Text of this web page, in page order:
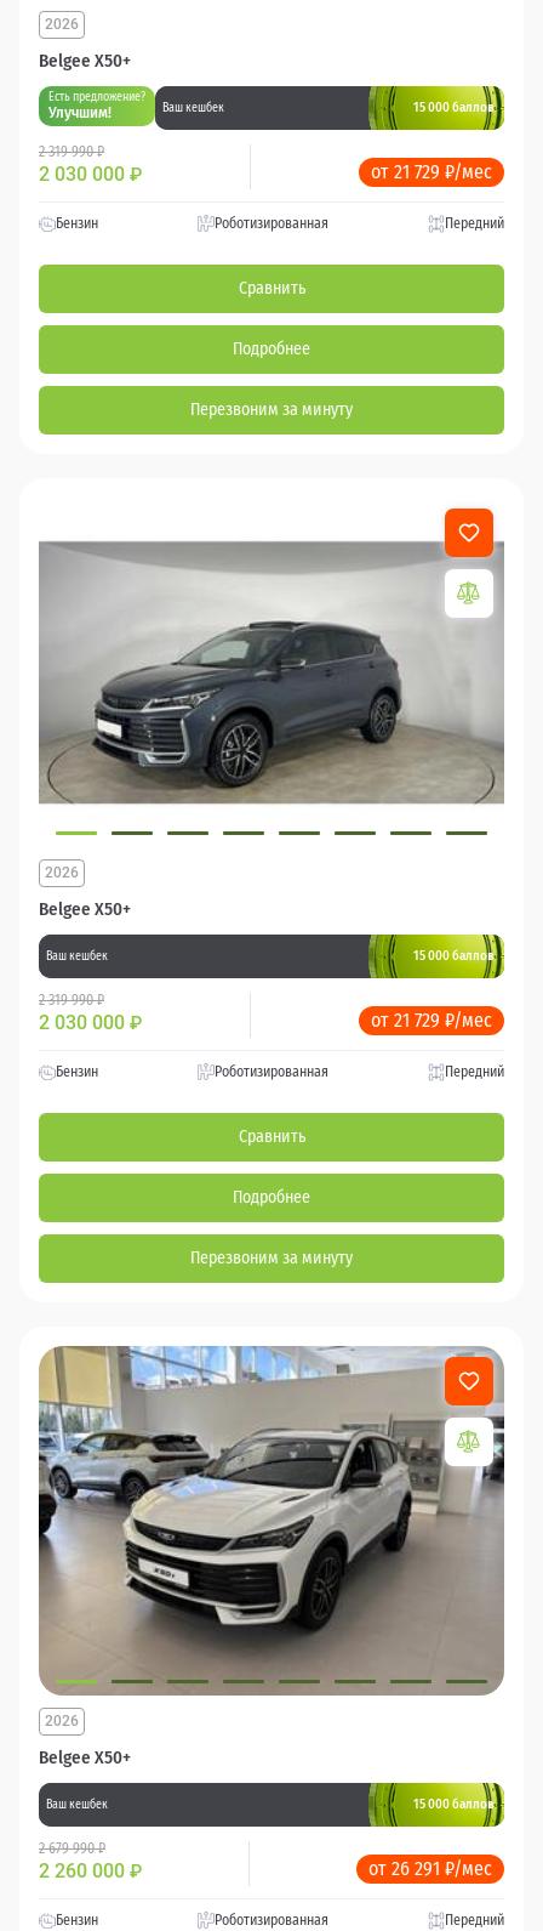
Belgee X50+
2026
Есть предложение?
Улучшим! Ваш кешбек 15 000 баллов
2 319 990 ₽
2 030 000 ₽ от 21 729 ₽/мес
Бензин Роботизированная Передний
Сравнить
Подробнее
Перезвоним за минуту
Belgee X50+
2026
Ваш кешбек 15 000 баллов
2 319 990 ₽
2 030 000 ₽ от 21 729 ₽/мес
Бензин Роботизированная Передний
Сравнить
Подробнее
Перезвоним за минуту
Belgee X50+
2026
Ваш кешбек 15 000 баллов
2 679 990 ₽
2 260 000 ₽ от 26 291 ₽/мес
Бензин Роботизированная Передний